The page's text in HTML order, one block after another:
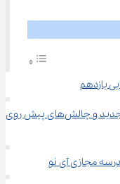
یازدهم
نگاه تحلیلگر آی نو به مصوبات جدید و چالش‌های پیش روی
مجازی آی نو